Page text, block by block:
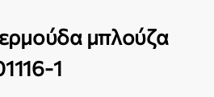
μπλούζα
1